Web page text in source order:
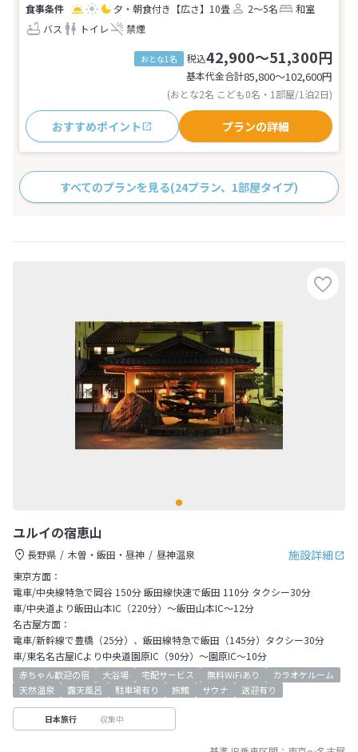
夕・朝食付き 【広さ】10畳 2～5名
和室
バス
トイレ 禁煙
おとな1名 税込42,900～51,300円
基本代金合計85,800〜102,600円
(おとな2名 こども0名・1部屋/1泊2日)
おすすめポイント プランの詳細
すべてのプランを見る(24プラン、1部屋タイプ)
ユルイの宿恵山
施設詳細
長野県 木曽・飯田・昼神
昼神温泉
東京方面：
電車/中央線特急で岡谷 150分 飯田線快速で飯田 110分 タクシー30分
車/中央道より飯田山本IC（220分）～飯田山本IC～12分
名古屋方面：
電車/新幹線で豊橋（25分）、飯田線特急で飯田（145分）タクシー30分
車/東名名古屋ICより中央道園原IC（90分）～園原IC～10分
赤ちゃん歓迎の宿 大浴場 宅配サービス 無料WiFiあり
カラオケルーム
天然温泉
露天風呂 駐車場有り 旅館 サウナ 送迎有り
日本旅行 収集中